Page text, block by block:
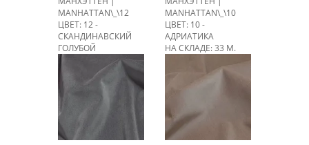
MANHATTAN\_\12
ЦВЕТ: 12 -
СКАНДИНАВСКИЙ
ГОЛУБОЙ
НА СКЛАДЕ: 80,1 М.
MANHATTAN\_\10
ЦВЕТ: 10 -
АДРИАТИКА
НА СКЛАДЕ: 33 М.